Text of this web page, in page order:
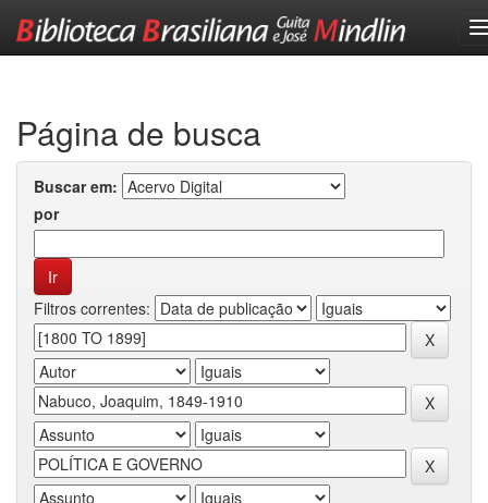
Página de busca
Buscar em:
por
Filtros correntes: